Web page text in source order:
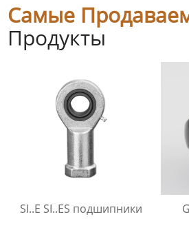
Самые
Продукты
SI..E SI..ES подшипники